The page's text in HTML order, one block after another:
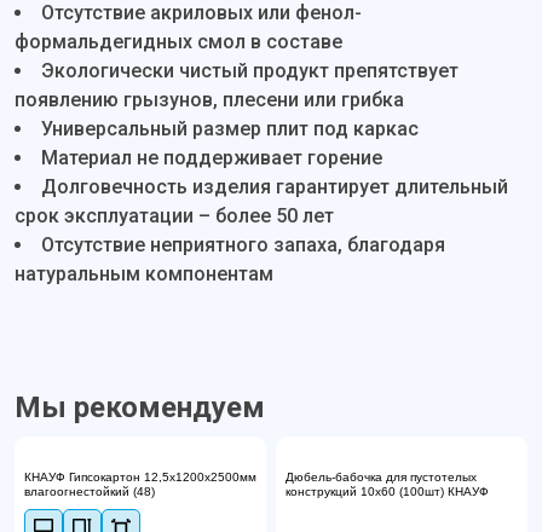
Отсутствие акриловых или фенол-
формальдегидных смол в составе
Экологически чистый продукт препятствует
появлению грызунов, плесени или грибка
Универсальный размер плит под каркас
Материал не поддерживает горение
Долговечность изделия гарантирует длительный
срок эксплуатации – более 50 лет
Отсутствие неприятного запаха, благодаря
натуральным компонентам
Мы рекомендуем
КНАУФ Гипсокартон 12,5х1200х2500мм
влагоогнестойкий (48)
Дюбель-бабочка для пустотелых
конструкций 10х60 (100шт) КНАУФ